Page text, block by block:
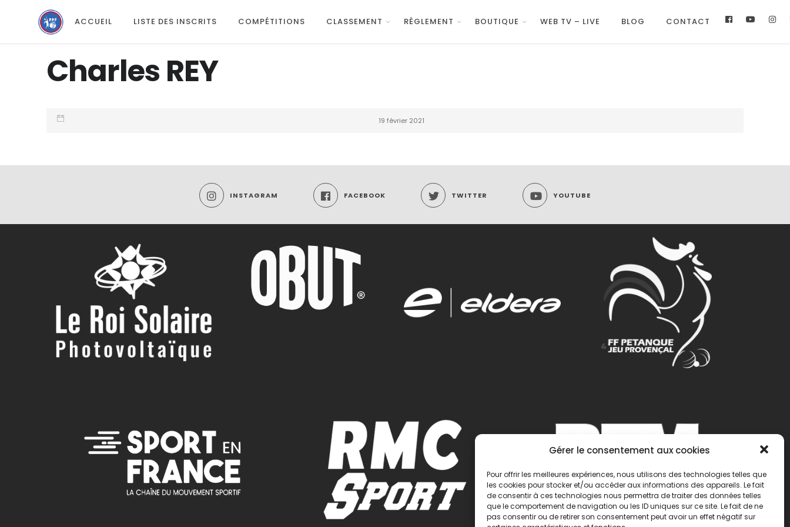
Gérer le consentement aux cookies
Pour offrir les meilleures expériences, nous utilisons des technologies telles que
les cookies pour stocker et/ou accéder aux informations des appareils. Le fait
de consentir à ces technologies nous permettra de traiter des données telles
que le comportement de navigation ou les ID uniques sur ce site. Le fait de ne
pas consentir ou de retirer son consentement peut avoir un effet négatif sur
ACCUEIL LISTE DES INSCRITS COMPÉTITIONS CLASSEMENT RÈGLEMENT BOUTIQUE WEB TV – LIVE BLOG CONTACT
Charles REY
19 février 2021
INSTAGRAM FACEBOOK TWITTER YOUTUBE